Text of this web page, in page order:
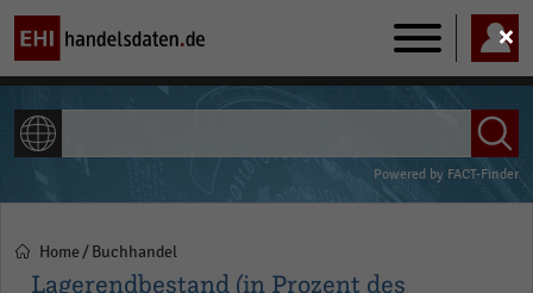
Main
navigation
Powered by FACT-Finder
Pfadnavigation
Home Buchhandel
Lagerendbestand (in Prozent des